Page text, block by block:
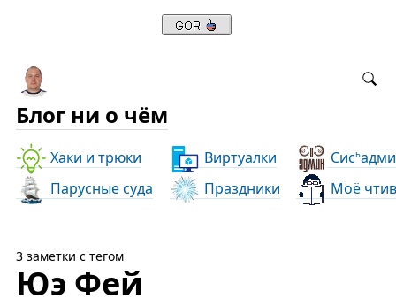
Блог ни о чём
Хаки и трюки Виртуалки Сись
Парусные суда
Праздники Моё
3 заметки с тегом
Юэ Фей